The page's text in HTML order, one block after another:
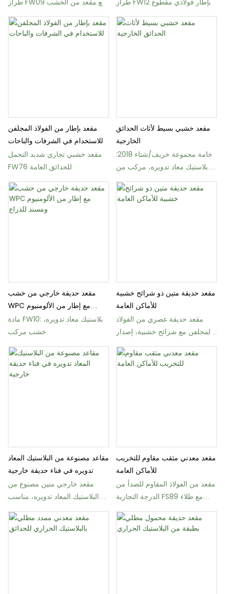
الصلب أو البلاستيك
بالليزر
مقعد بإطار من الفولاذ المجلفن
للاستخدام في الشرفات والباحات
مقعد خشبي تجاري شديد التحمل
FW76 للحدائق العامة
مقعد خشبي بسيط لأثاث الحدائق
الخارجية
خامة مجموعة خريف/شتاء 2018:
بلاستيك معاد تدويره، مركب من
الخشب والبلاستيك
مقعد حديقة خارجي من خشب
WPC مع إطار من الألومنيوم
ومسند للذراع
مادة FW10: بلاستيك معاد تدويره،
خشب مركب
مقعد حديقة متين ذو شرائح خشبية
للأماكن العامة
مقعد حديقة عصري من الفولاذ
المجلفن مع شرائح خشبية، إصدار
خريف/شتاء 2019
مقاعد مصنوعة من البلاستيك المعاد
تدويره في فناء حديقة خارجية
مقعد خارجي متين مصنوع من
البلاستيك المعاد تدويره، مناسب
للحدائق والمتنزهات، موديل FW16
مقعد معدني مثقب مقاوم للتخريب
للأماكن العامة
مقعد من الفولاذ المقاوم للصدأ من
الدرجة التجارية FS89 مع طلاء
دوبونت